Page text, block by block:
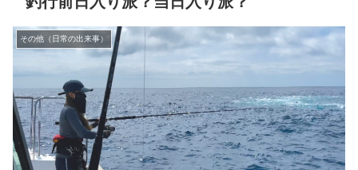
その他（日常の出来事）